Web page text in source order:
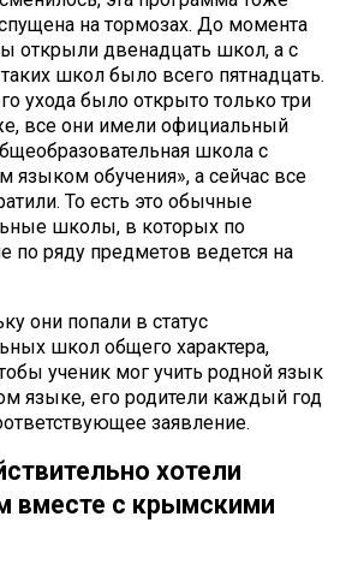
на тормозах. До момента
открыли двенадцать школ, а с
школ было всего пятнадцать.
ухода было открыто только три
все они имели официальный
школа с
языком обучения», а сейчас все
То есть это обычные
школы, в которых по
по ряду предметов ведется на
они попали в статус
школ общего характера,
ученик мог учить родной язык
языке, его родители каждый год
заявление.
хотели
вместе с крымскими